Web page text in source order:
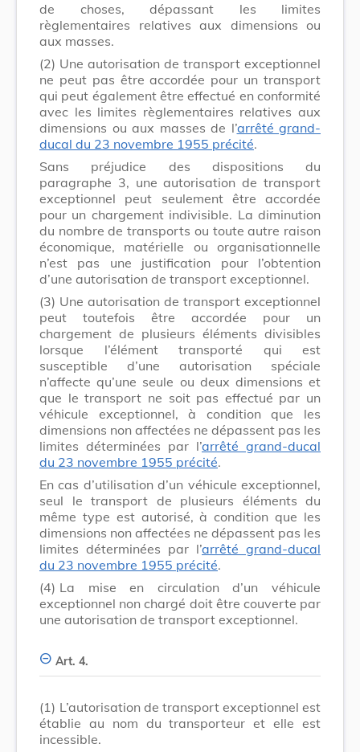
de choses, dépassant les limites
règlementaires relatives aux dimensions ou
aux masses.
(2) Une autorisation de transport exceptionnel
ne peut pas être accordée pour un transport
qui peut également être effectué en conformité
avec les limites règlementaires relatives aux
dimensions ou aux masses de l’arrêté grand-
ducal du 23 novembre 1955 précité.
Sans préjudice des dispositions du
paragraphe 3, une autorisation de transport
exceptionnel peut seulement être accordée
pour un chargement indivisible. La diminution
du nombre de transports ou toute autre raison
économique, matérielle ou organisationnelle
n’est pas une justification pour l’obtention
d’une autorisation de transport exceptionnel.
(3) Une autorisation de transport exceptionnel
peut toutefois être accordée pour un
chargement de plusieurs éléments divisibles
lorsque l’élément transporté qui est
susceptible d’une autorisation spéciale
n’affecte qu’une seule ou deux dimensions et
que le transport ne soit pas effectué par un
véhicule exceptionnel, à condition que les
dimensions non affectées ne dépassent pas les
limites déterminées par l’arrêté grand-ducal
du 23 novembre 1955 précité.
En cas d’utilisation d’un véhicule exceptionnel,
seul le transport de plusieurs éléments du
même type est autorisé, à condition que les
dimensions non affectées ne dépassent pas les
limites déterminées par l’arrêté grand-ducal
du 23 novembre 1955 précité.
(4) La mise en circulation d’un véhicule
exceptionnel non chargé doit être couverte par
une autorisation de transport exceptionnel.
Art. 4.
(1) L’autorisation de transport exceptionnel est
établie au nom du transporteur et elle est
incessible.